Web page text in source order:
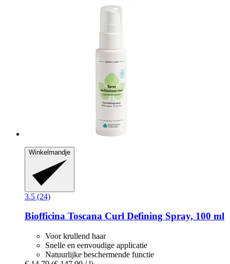
Winkelmandje
3.5 (24)
Biofficina Toscana Curl Defining Spray, 100 ml
Voor krullend haar
Snelle en eenvoudige applicatie
Natuurlijke beschermende functie